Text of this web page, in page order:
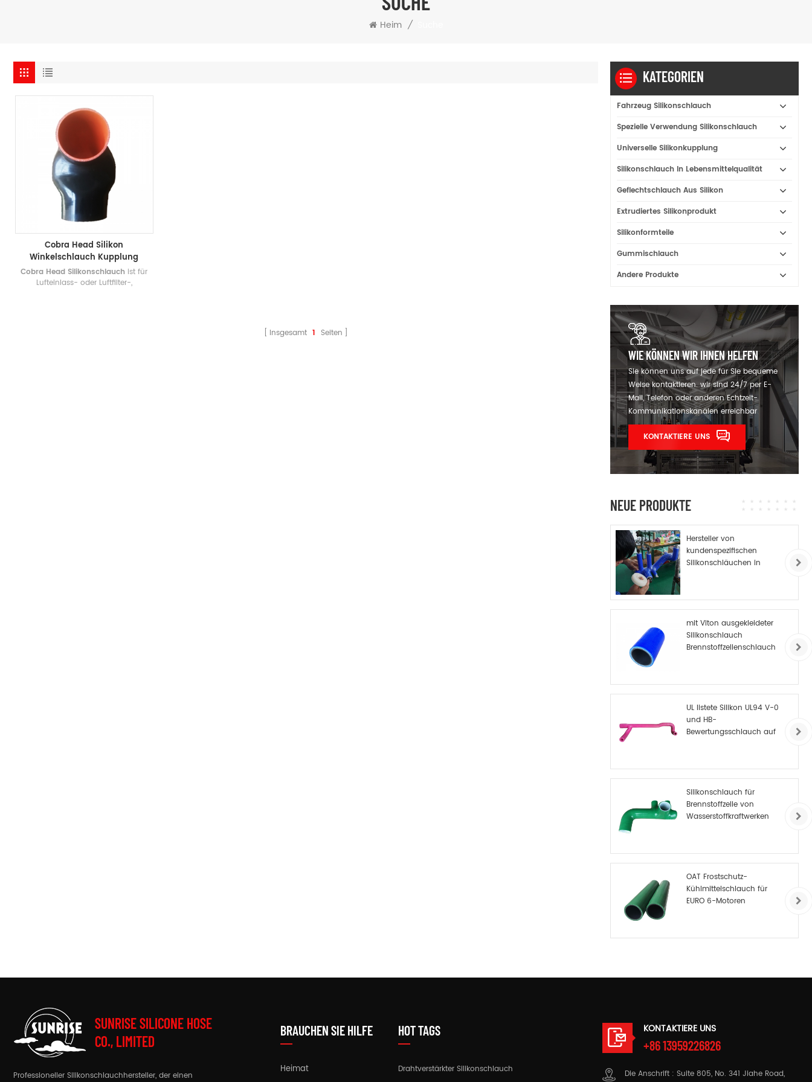
Heim /
Cobra Head Silikon
Winkelschlauch Kupplung
Turbo Einlass
Cobra Head Silikonschlauch ist für
Lufteinlass- oder Luftfilter-,
Insgesamt 1 Seiten
KATEGORIEN
Fahrzeug Silikonschlauch
Spezielle Verwendung Silikonschlauch
Universelle Silikonkupplung
Silikonschlauch In Lebensmittelqualität
Geflechtschlauch Aus Silikon
Extrudiertes Silikonprodukt
Silikonformteile
Gummischlauch
Andere Produkte
WIE KÖNNEN WIR IHNEN HELFEN
Sie können uns auf jede für Sie bequeme
Weise kontaktieren. wir sind 24/7 per E-
Mail, Telefon oder anderen Echtzeit-
Kommunikationskanälen erreichbar
KONTAKTIERE UNS
NEUE PRODUKTE
Hersteller von
kundenspezifischen
Silikonschläuchen in
mit Viton ausgekleideter
Silikonschlauch
Brennstoffzellenschlauch
UL listete Silikon UL94 V-0
und HB-
Bewertungsschlauch auf
Silikonschlauch für
Brennstoffzelle von
Wasserstoffkraftwerken
OAT Frostschutz-
Kühlmittelschlauch für
EURO 6-Motoren
SUNRISE SILICONE HOSE
CO., LIMITED
Professioneller Silikonschlauchhersteller, der einen
KONTAKTIERE UNS
+86 13959226826
Die Anschrift : Suite 805, No. 341 Jiahe Road,
BRAUCHEN SIE HILFE
Heimat
HOT TAGS
Drahtverstärkter Silikonschlauch